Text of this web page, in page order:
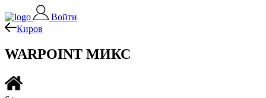
Войти
Киров
WARPOINT МИКС